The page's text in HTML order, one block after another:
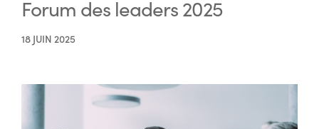
Forum des leaders 2025
18 JUIN 2025